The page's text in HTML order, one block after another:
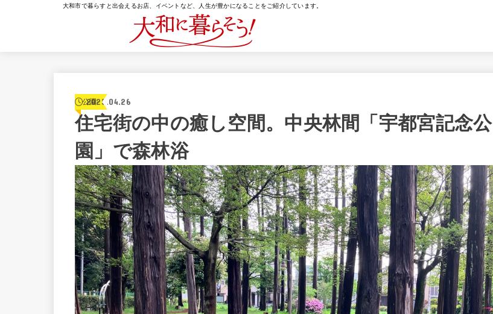
大和市で暮らすと出会えるお店、イベントなど、人生が豊かになることをご紹介しています。
公園
2025.04.26
住宅街の中の癒し空間。中央林間「宇都宮記念公
園」で森林浴